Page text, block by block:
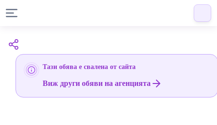
Тази обява е свалена от сайта
Виж други обяви на агенцията